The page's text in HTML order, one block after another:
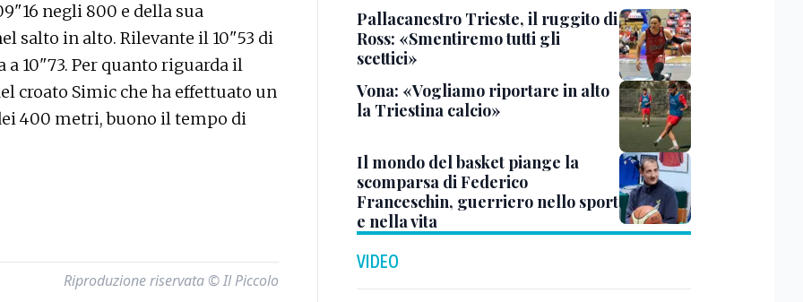
negli 800 e della sua
salto in alto. Rilevante il 10"53 di
10"73. Per quanto riguarda il
croato Simic che ha effettuato un
400 metri, buono il tempo di
Riproduzione riservata © Il Piccolo
Pallacanestro Trieste, il ruggito di
Ross: «Smentiremo tutti gli
scettici»
Vona: «Vogliamo riportare in alto
la Triestina calcio»
Il mondo del basket piange la
scomparsa di Federico
Franceschin, guerriero nello sport
e nella vita
VIDEO